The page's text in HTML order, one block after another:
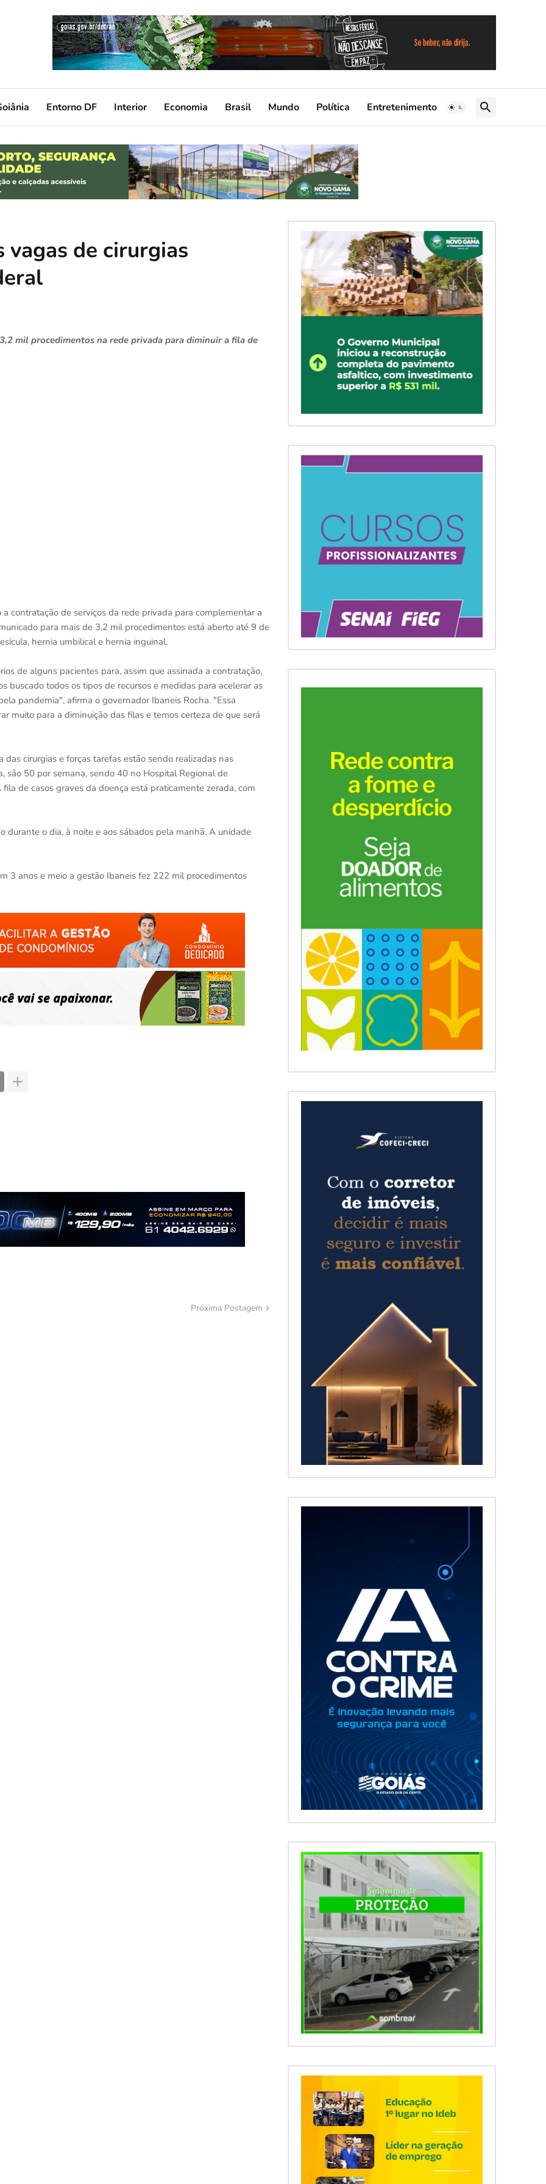
Entorno DF Interior Economia Brasil Mundo Política Entretenimento
vagas de cirurgias
mil procedimentos na rede privada para diminuir a fila de
contratação de serviços da rede privada para complementar a
para mais de 3,2 mil procedimentos está aberto até 9 de
hernia umbilical e hernia inguinal.
de alguns pacientes para, assim que assinada a contratação,
buscado todos os tipos de recursos e medidas para acelerar as
pandemia", afirma o governador Ibaneis Rocha. "Essa
muito para a diminuição das filas e temos certeza de que será
cirurgias e forças tarefas estão sendo realizadas nas
são 50 por semana, sendo 40 no Hospital Regional de
de casos graves da doença está praticamente zerada, com
durante o dia, à noite e aos sábados pela manhã. A unidade
3 anos e meio a gestão Ibaneis fez 222 mil procedimentos
Próxima Postagem